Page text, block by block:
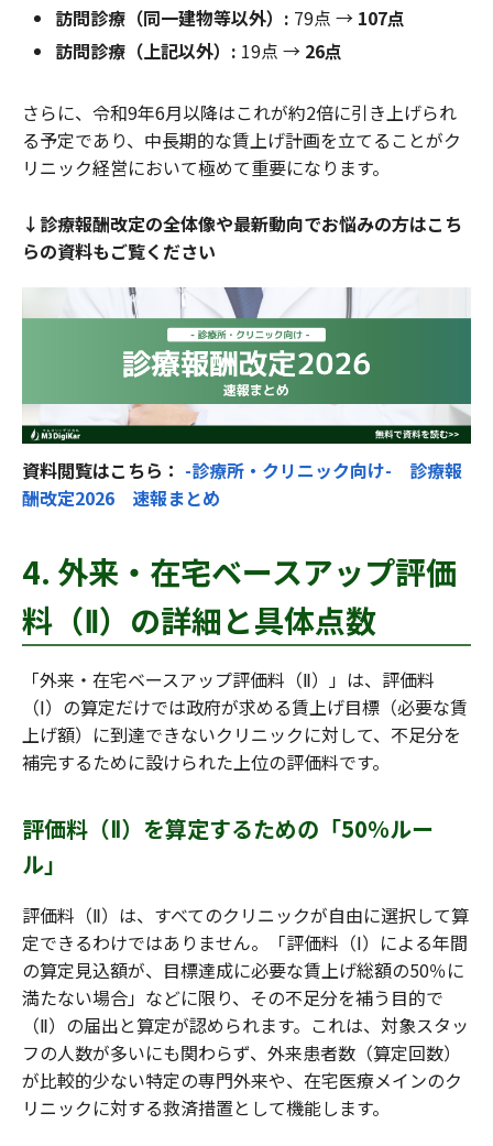
訪問診療（同一建物等以外）: 79点 → 107点
訪問診療（上記以外）: 19点 → 26点
さらに、令和9年6月以降はこれが約2倍に引き上げられ
る予定であり、中長期的な賃上げ計画を立てることがク
リニック経営において極めて重要になります。
↓診療報酬改定の全体像や最新動向でお悩みの方はこち
らの資料もご覧ください
資料閲覧はこちら： -診療所・クリニック向け- 診療報
酬改定2026 速報まとめ
4. 外来・在宅ベースアップ評価
料（Ⅱ）の詳細と具体点数
「外来・在宅ベースアップ評価料（Ⅱ）」は、評価料
（Ⅰ）の算定だけでは政府が求める賃上げ目標（必要な賃
上げ額）に到達できないクリニックに対して、不足分を
補完するために設けられた上位の評価料です。
評価料（Ⅱ）を算定するための「50％ルー
ル」
評価料（Ⅱ）は、すべてのクリニックが自由に選択して算
定できるわけではありません。「評価料（Ⅰ）による年間
の算定見込額が、目標達成に必要な賃上げ総額の50％に
満たない場合」などに限り、その不足分を補う目的で
（Ⅱ）の届出と算定が認められます。これは、対象スタッ
フの人数が多いにも関わらず、外来患者数（算定回数）
が比較的少ない特定の専門外来や、在宅医療メインのク
リニックに対する救済措置として機能します。